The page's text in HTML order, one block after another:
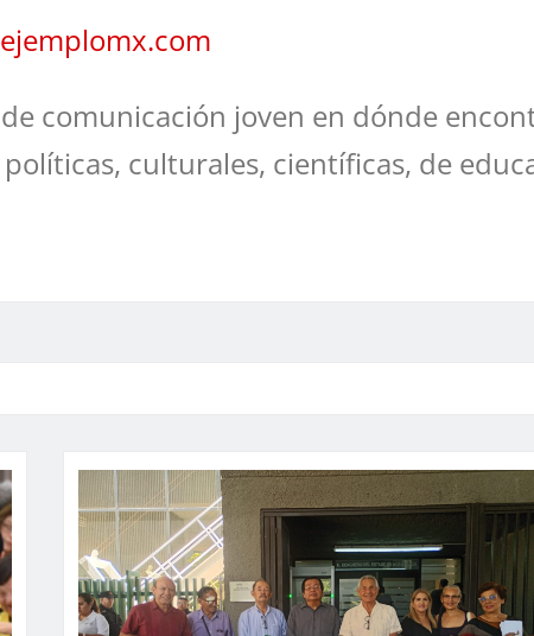
comunicación joven en dónde
culturales, científicas, de